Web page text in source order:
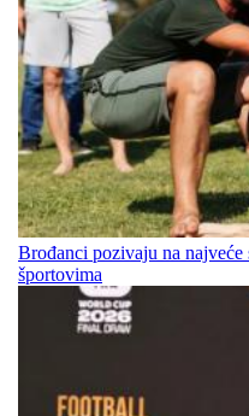
Brođanci pozivaju na najveće
športovima